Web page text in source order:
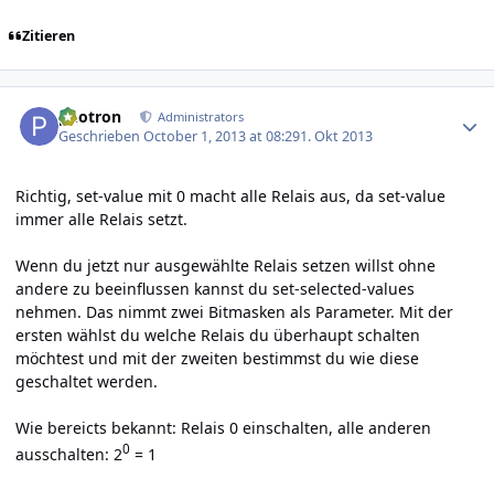
Zitieren
photron Administrators
GeschriebenOctober 1, 2013 at 08:291. Okt 2013
Richtig, set-value mit 0 macht alle Relais aus, da set-value
immer alle Relais setzt.
Wenn du jetzt nur ausgewählte Relais setzen willst ohne
andere zu beeinflussen kannst du set-selected-values
nehmen. Das nimmt zwei Bitmasken als Parameter. Mit der
ersten wählst du welche Relais du überhaupt schalten
möchtest und mit der zweiten bestimmst du wie diese
geschaltet werden.
Wie bereicts bekannt: Relais 0 einschalten, alle anderen
ausschalten: 20 = 1